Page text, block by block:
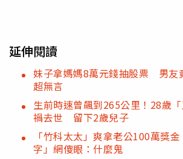
延伸閱讀
妹子拿媽媽8萬元錢抽股票 男友
超無言
生前時速曾飆到265公里！28歲
禍去世 留下2歲兒子
「竹科太太」爽拿老公100萬獎
字」網傻眼：什麼鬼